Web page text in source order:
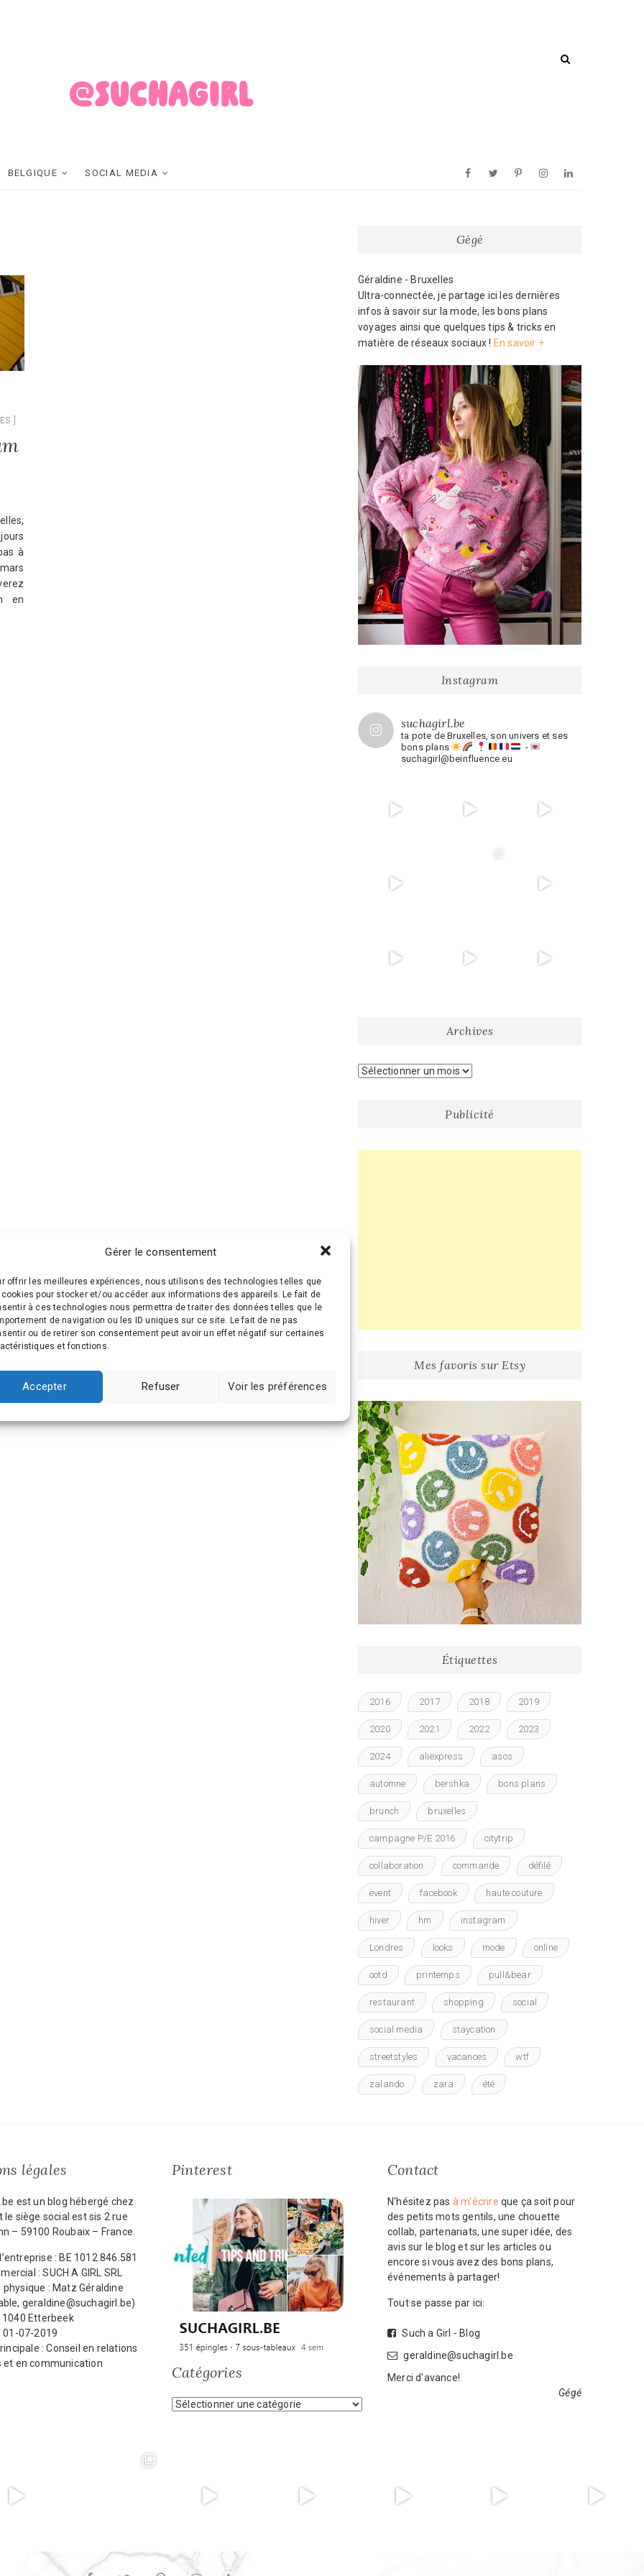
Gérer le consentement
offrir les meilleures expériences, nous utilisons des technologies telles que
pour stocker et/ou accéder aux informations des appareils. Le fait de
à ces technologies nous permettra de traiter des données telles que le
de navigation ou les ID uniques sur ce site. Le fait de ne pas
ou de retirer son consentement peut avoir un effet négatif sur certaines
et fonctions.
Accepter Refuser Voir les préférences
SUCHAGIRL FacebookTwitterPinterestInstagramLinkedin
BELGIQUE SOCIAL MEDIA
à
en
Gégé
Géraldine - Bruxelles
Ultra-connectée, je partage ici les dernières
infos à savoir sur la mode, les bons plans
voyages ainsi que quelques tips & tricks en
matière de réseaux sociaux ! En savoir +
Instagram
suchagirl.be
ta pote de Bruxelles, son univers et ses
bons plans
-
suchagirl@beinfluence.eu
Archives
Archives
Publicité
Mes favoris sur Etsy
Étiquettes
2016 2017 2018 2019
2020 2021 2022 2023
2024 aliexpress asos
automne bershka bons plans
brunch bruxelles
campagne P/E 2016 citytrip
collaboration commande défilé
event facebook haute couture
hiver hm instagram
Londres looks mode online
ootd printemps pull&bear
restaurant shopping social
social media staycation
streetstyles vacances wtf
zalando zara été
légales
est un blog hébergé chez
le siège social est sis 2 rue
– 59100 Roubaix – France.
: BE 1012.846.581
: SUCH A GIRL SRL
physique : Matz Géraldine
geraldine@suchagirl.be)
1040 Etterbeek
01-07-2019
: Conseil en relations
et en communication
Pinterest
Catégories
Catégories
Contact
N'hésitez pas à m'écrire que ça soit pour
des petits mots gentils, une chouette
collab, partenariats, une super idée, des
avis sur le blog et sur les articles ou
encore si vous avez des bons plans,
événements à partager!
Tout se passe par ici:
Such a Girl - Blog
geraldine@suchagirl.be
Merci d'avance!
Gégé